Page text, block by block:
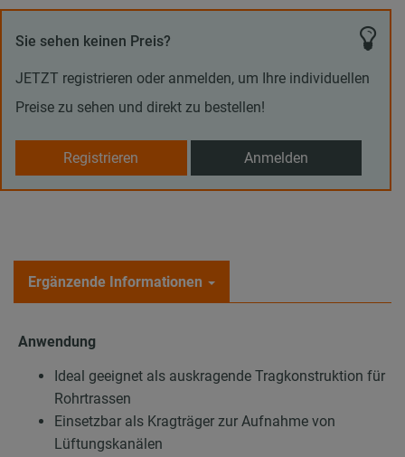
Sie sehen keinen Preis?
JETZT registrieren oder anmelden, um Ihre individuellen
Preise zu sehen und direkt zu bestellen!
Registrieren Anmelden
Ergänzende Informationen
Anwendung
Ideal geeignet als auskragende Tragkonstruktion für
Rohrtrassen
Einsetzbar als Kragträger zur Aufnahme von
Lüftungskanälen